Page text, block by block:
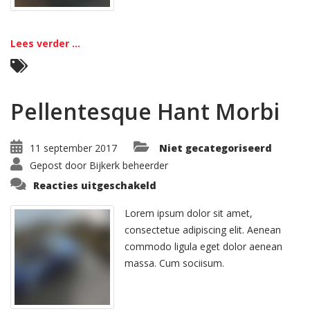
Lees verder ...
Pellentesque Hant Morbi
11 september 2017
Niet gecategoriseerd
Gepost door Bijkerk beheerder
Reacties uitgeschakeld
Morbi
Lorem ipsum dolor sit amet,
consectetue adipiscing elit. Aenean
commodo ligula eget dolor aenean
massa. Cum sociisum.